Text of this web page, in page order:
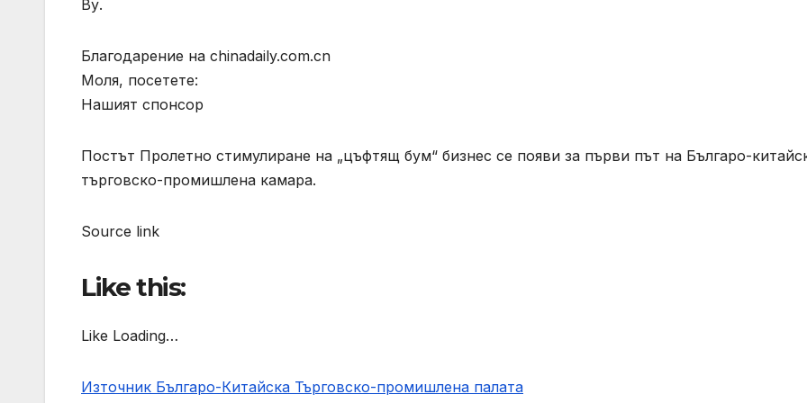
Ву.
Благодарение на chinadaily.com.cn
Моля, посетете:
Нашият спонсор
Постът Пролетно стимулиране на „цъфтящ бум“ бизнес се появи за първи път на Българо-
търговско-промишлена камара.
Source link
Like this:
Like Loading…
Източник Българо-Китайска Търговско-промишлена палaта